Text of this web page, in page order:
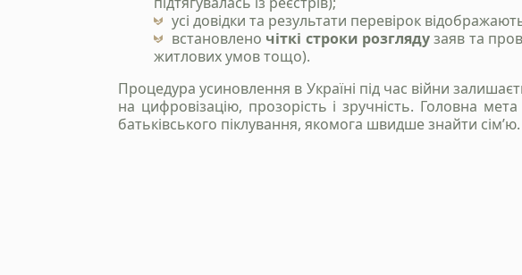
усі довідки та результати перевірок
встановлено чіткі строки розглядузаяв та
житлових умов тощо).
Процедура усиновлення в Україні під час війни
на цифровізацію, прозорість і зручність. Головна
батьківського піклування, якомога швидше знайти сім’ю.